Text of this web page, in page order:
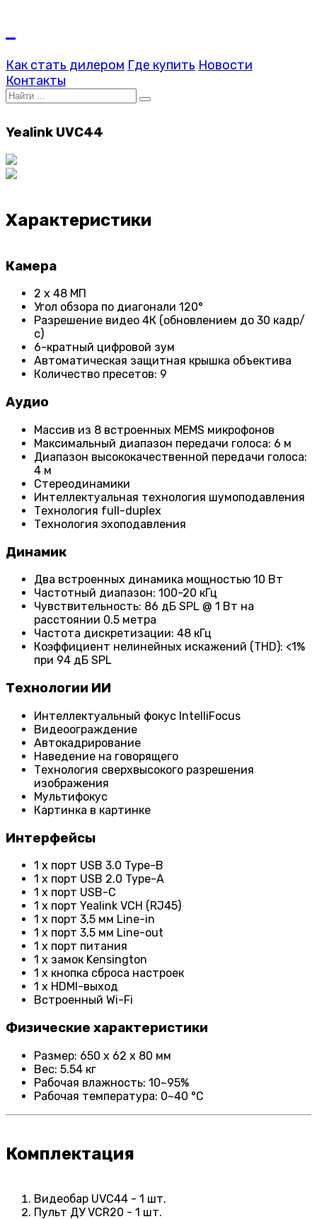
Как стать дилером Где купить Новости
Контакты
Yealink UVC44
Характеристики
Камера
2 x 48 МП
Угол обзора по диагонали 120°
Разрешение видео 4К (обновлением до 30 кадр/
с)
6-кратный цифровой зум
Автоматическая защитная крышка объектива
Количество пресетов: 9
Аудио
Массив из 8 встроенных MEMS микрофонов
Максимальный диапазон передачи голоса: 6 м
Диапазон высококачественной передачи голоса:
4 м
Стереодинамики
Интеллектуальная технология шумоподавления
Технология full-duplex
Технология эхоподавления
Динамик
Два встроенных динамика мощностью 10 Вт
Частотный диапазон: 100-20 кГц
Чувствительность: 86 дБ SPL @ 1 Вт на
расстоянии 0.5 метра
Частота дискретизации: 48 кГц
Коэффициент нелинейных искажений (THD): <1%
при 94 дБ SPL
Технологии ИИ
Интеллектуальный фокус IntelliFocus
Видеоограждение
Автокадрирование
Наведение на говорящего
Технология сверхвысокого разрешения
изображения
Мультифокус
Картинка в картинке
Интерфейсы
1 x порт USB 3.0 Type-B
1 x порт USB 2.0 Type-A
1 x порт USB-C
1 x порт Yealink VCH (RJ45)
1 x порт 3,5 мм Line-in
1 x порт 3,5 мм Line-out
1 x порт питания
1 x замок Kensington
1 x кнопка сброса настроек
1 x HDMI-выход
Встроенный Wi-Fi
Физические характеристики
Размер: 650 х 62 х 80 мм
Вес: 5.54 кг
Рабочая влажность: 10~95%
Рабочая температура: 0~40 °C
Комплектация
Видеобар UVC44 - 1 шт.
Пульт ДУ VCR20 - 1 шт.